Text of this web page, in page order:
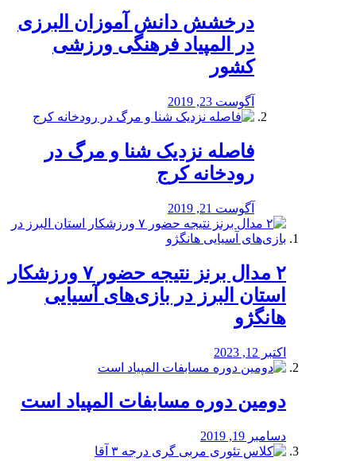
درخشش دانش آموزان البرزی
در المپیاد فرهنگی ورزشی
کشور
آگوست 23, 2019
️فاصله نزدیک شنا و مرگ در
رودخانه کرج
آگوست 21, 2019
۲ مدال برنز نتیجه حضور ۷ ورزشکار
استان البرز در بازی‌های آسیایی
هانگژو
اکتبر 12, 2023
دومین دوره مسابفات المپیاد است
دسامبر 19, 2019